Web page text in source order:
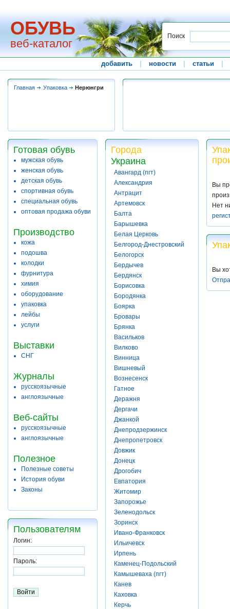
ОБУВЬ
веб-каталог
Поиск
добавить новости статьи
Главная Упаковка Нерюнгри
Готовая обувь
мужская обувь
женская обувь
детская обувь
спортивная обувь
специальная обувь
оптовая продажа обуви
Производство
кожа
подошва
колодки
фурнитура
химия
оборудование
упаковка
лейбы
услуги
Выставки
СНГ
Журналы
русскоязычные
англоязычные
Веб-сайты
русскоязычные
англоязычные
Полезное
Полезные советы
История обуви
Законы
Пользователям
Логин:
Пароль:
Города
Украина
Авангард (пгт)
Александрия
Антрацит
Артемовск
Балта
Барышевка
Белая Церковь
Белгород-Днестровский
Белогорск
Бердычев
Бердянск
Борисовка
Бородянка
Боярка
Бровары
Брянка
Васильков
Вилково
Винница
Вишневый
Вознесенск
Гатное
Деражня
Дергачи
Джанкой
Днепродзержинск
Днепропетровск
Довжик
Донецк
Дрогобич
Евпатория
Житомир
Запорожье
Зеленодольск
Зоринск
Ивано-Франковск
Ильичевск
Ирпень
Каменец-Подольский
Камышеваха (пгт)
Канев
Каховка
Керчь
Вы
Нет
Вы